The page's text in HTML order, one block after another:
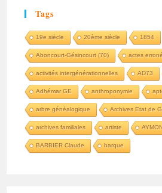
Tags
19e siècle 20ème siècle 1854
Aboncourt-Gésincourt (70) actes
activités intergénérationnelles AD73
Adhémar GE anthroponymie
arbre généalogique Archives Etat de
archives familiales artiste
BARBIER Claude barque